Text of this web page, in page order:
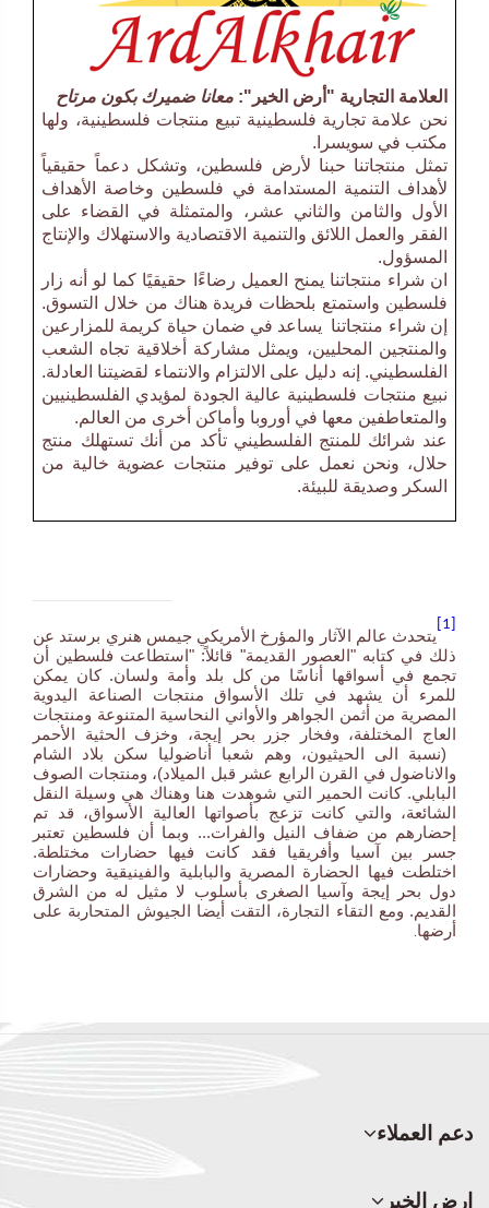
العلامة التجارية "أرض الخير":معانا ضميرك بكون مرتاح
نحن علامة تجارية فلسطينية تبيع منتجات فلسطينية، ولها
مكتب في سويسرا.
تمثل منتجاتنا حبنا لأرض فلسطين، وتشكل دعماً حقيقياً
لأهداف التنمية المستدامة في فلسطين وخاصة الأهداف
الأول والثامن والثاني عشر، والمتمثلة في القضاء على
الفقر والعمل اللائق والتنمية الاقتصادية والاستهلاك والإنتاج
المسؤول.
ان شراء منتجاتنا يمنح العميل رضاءًا حقيقيًا كما لو أنه زار
فلسطين واستمتع بلحظات فريدة هناك من خلال التسوق.
إن شراء منتجاتنا يساعد في ضمان حياة كريمة للمزارعين
والمنتجين المحليين، ويمثل مشاركة أخلاقية تجاه الشعب
الفلسطيني. إنه دليل على الالتزام والانتماء لقضيتنا العادلة.
نبيع منتجات فلسطينية عالية الجودة لمؤيدي الفلسطينيين
والمتعاطفين معها في أوروبا وأماكن أخرى من العالم.
عند شرائك للمنتج الفلسطيني تأكد من أنك تستهلك منتج
حلال، ونحن نعمل على توفير منتجات عضوية خالية من
السكر وصديقة للبيئة.
يتحدث عالم الآثار والمؤرخ الأمريكي جيمس هنري برستد عن
ذلك في كتابه "العصور القديمة" قائلاً: "استطاعت فلسطين أن
تجمع في أسواقها أناسًا من كل بلد وأمة ولسان. كان يمكن
للمرء أن يشهد في تلك الأسواق منتجات الصناعة اليدوية
المصرية من أثمن الجواهر والأواني النحاسية المتنوعة ومنتجات
العاج المختلفة، وفخار جزر بحر إيجة، وخزف الحثية الأحمر
(نسبة الى الحيثيون، وهم شعبا أناضوليا سكن بلاد الشام
والاناضول في القرن الرابع عشر قبل الميلاد)، ومنتجات الصوف
البابلي. كانت الحمير التي شوهدت هنا وهناك هي وسيلة النقل
الشائعة، والتي كانت تزعج بأصواتها العالية الأسواق، قد تم
إحضارهم من ضفاف النيل والفرات... وبما أن فلسطين تعتبر
جسر بين آسيا وأفريقيا فقد كانت فيها حضارات مختلطة.
اختلطت فيها الحضارة المصرية والبابلية والفينيقية وحضارات
دول بحر إيجة وآسيا الصغرى بأسلوب لا مثيل له من الشرق
القديم. ومع التقاء التجارة، التقت أيضا الجيوش المتحاربة على
أرضها.
دعم العملاء
ارض الخير